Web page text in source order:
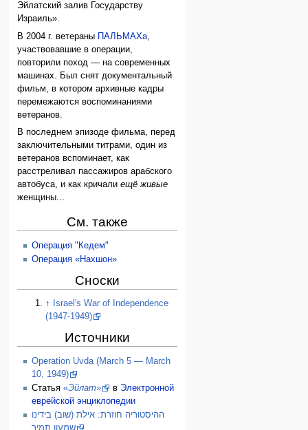
Эйлатский залив Государству
Израиль».
В 2004 г. ветераны ПАЛЬМАХа
участвовавшие в операции,
повторили поход — на современных
машинах. Был снят документальный
фильм, в котором архивные кадры
перемежаются воспоминаниями
ветеранов.
В последнем эпизоде фильма, перед
заключительными титрами, один из
ветеранов вспоминает, как
расстреливал пассажиров арабского
автобуса, и как кричалиещё живые
женщины...
См. также
Операция "Кедем"
Операция «Нахшон»
Сноски
↑
Israel's War of Independence
(1947-1949)
Источники
Operation Uvda (March 5 — March
10, 1949)
Статья «Эйлат» в Электронной
еврейской энциклопедии
ההיסטוריה חוזרת: אילת (שוב) בידינו
שמעון תמיר